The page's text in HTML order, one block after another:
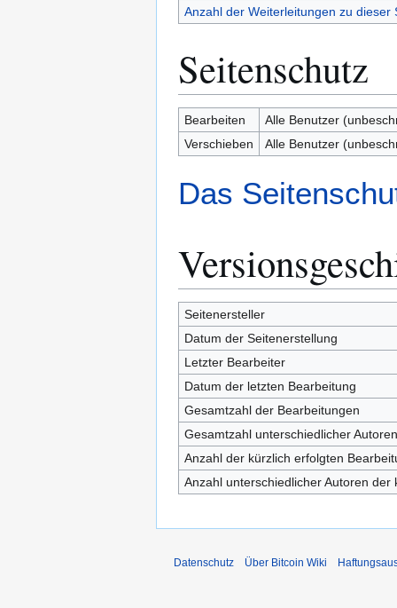
Anzahl der Weiterleitungen zu dieser
Seitenschutz
Bearbeiten
Alle Benutzer
Verschieben
Alle Benutzer
Das
Seitenersteller
Datum der Seitenerstellung
Letzter Bearbeiter
Datum der letzten Bearbeitung
Gesamtzahl der Bearbeitungen
Gesamtzahl unterschiedlicher Autoren
Anzahl der kürzlich erfolgten
Anzahl unterschiedlicher Autoren
Datenschutz Über Bitcoin Wiki